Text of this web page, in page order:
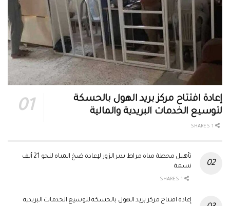
إعادة افتتاح مركز بريد الهول بالحسكة
لتوسيع الخدمات البريدية والمالية
تأهيل محطة مياه مراط بدير الزور لإعادة ضخ المياه لنحو 21 ألف
نسمة
إعادة افتتاح مركز بريد الهول بالحسكة لتوسيع الخدمات البريدية